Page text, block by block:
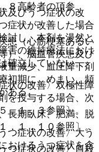
８高齢者の項参
患（心筋梗塞あるい
）、脳血管疾患及び
量減少、血圧降下剤
初期に、めまい、頻
ある。
長期臥床、肥満、脱
．１．１０参照〕。
つ症状の改善〉自殺
及びうつ症状の改
症状が改善した場合
討し、本剤を漫然と
害の維持療法におけ
確立していない。
状の改善〉双極性障
を投与する場合、次
．１．３参照〕。
つ症状の改善〉大う
おけるうつ症状を含